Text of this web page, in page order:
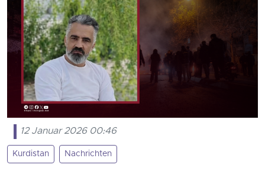
12 Januar 2026 00:46
Kurdistan Nachrichten